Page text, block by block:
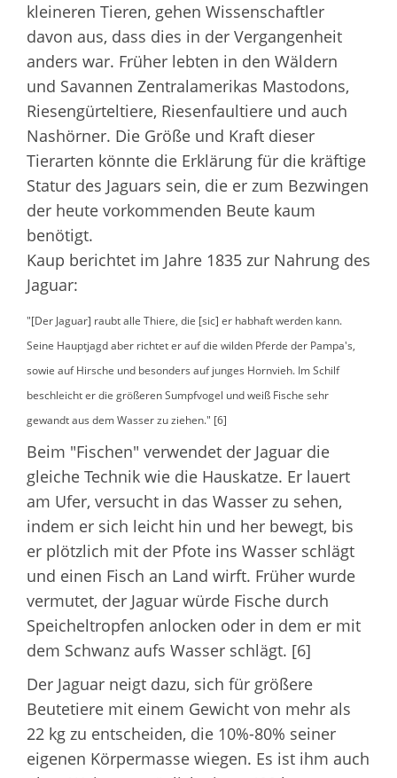
kleineren Tieren, gehen Wissenschaftler
davon aus, dass dies in der Vergangenheit
anders war. Früher lebten in den Wäldern
und Savannen Zentralamerikas Mastodons,
Riesengürteltiere, Riesenfaultiere und auch
Nashörner. Die Größe und Kraft dieser
Tierarten könnte die Erklärung für die kräftige
Statur des Jaguars sein, die er zum Bezwingen
der heute vorkommenden Beute kaum
benötigt.
Kaup berichtet im Jahre 1835 zur Nahrung des
Jaguar:
"[Der Jaguar] raubt alle Thiere, die [sic] er habhaft werden kann.
Seine Hauptjagd aber richtet er auf die wilden Pferde der Pampa's,
sowie auf Hirsche und besonders auf junges Hornvieh. Im Schilf
beschleicht er die größeren Sumpfvogel und weiß Fische sehr
gewandt aus dem Wasser zu ziehen." [6]
Beim "Fischen" verwendet der Jaguar die
gleiche Technik wie die Hauskatze. Er lauert
am Ufer, versucht in das Wasser zu sehen,
indem er sich leicht hin und her bewegt, bis
er plötzlich mit der Pfote ins Wasser schlägt
und einen Fisch an Land wirft. Früher wurde
vermutet, der Jaguar würde Fische durch
Speicheltropfen anlocken oder in dem er mit
dem Schwanz aufs Wasser schlägt. [6]
Der Jaguar neigt dazu, sich für größere
Beutetiere mit einem Gewicht von mehr als
22 kg zu entscheiden, die 10%-80% seiner
eigenen Körpermasse wiegen. Es ist ihm auch